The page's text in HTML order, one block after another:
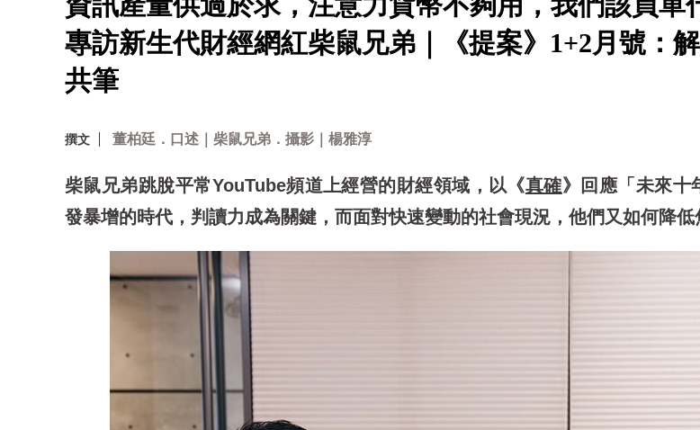
專訪新生代財經網紅柴鼠兄弟｜《提案》1+2月號：
共筆
撰文 董柏廷．口述｜柴鼠兄弟．攝影｜楊雅淳
柴鼠兄弟跳脫平常YouTube頻道上經營的財經領域，以《真確》回應「未來十
發暴增的時代，判讀力成為關鍵，而面對快速變動的社會現況，他們又如何降低